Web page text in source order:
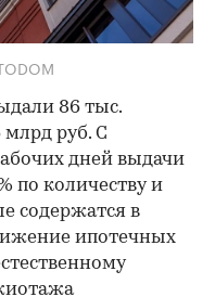
86 тыс.
млрд руб. С
дней выдачи
по количеству и
содержатся в
ипотечных